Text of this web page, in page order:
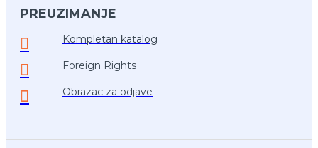
PREUZIMANJE
Kompletan katalog
Foreign Rights
Obrazac za odjave